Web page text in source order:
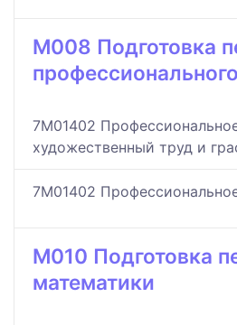
M008 Подготовка
7M01402
художественный труд и
7M01402
M010 Подготовка
математики